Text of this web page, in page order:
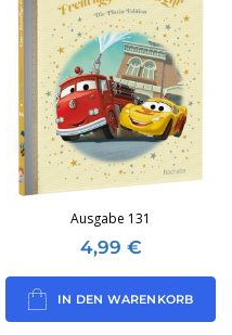
Ausgabe 131
4,99 €
IN DEN WARENKORB